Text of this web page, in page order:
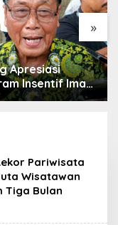
»
Apresiasi
Insentif Imam
di Jatim, DMI
Pariwisata
Wisatawan
Tiga Bulan